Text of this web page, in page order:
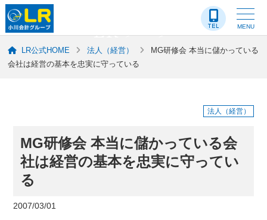
MENU
LR-ブログ
LR公式HOME 法人（経営）
MG研修会 本当に儲かっている
会社は経営の基本を忠実に守っている
法人（経営）
MG研修会 本当に儲かっている会
社は経営の基本を忠実に守ってい
る
2007/03/01